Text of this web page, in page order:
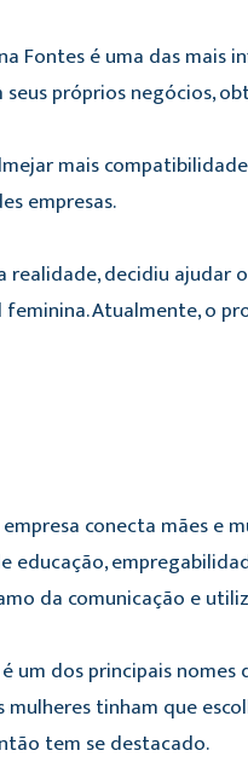
Fontes é uma das mais
próprios negócios,
mais
empresas.
realidade, decidiu ajudar
Atualmente, o
empresa conecta mães e
da comunicação e
dos principais nomes
tinham que
tem se destacado.